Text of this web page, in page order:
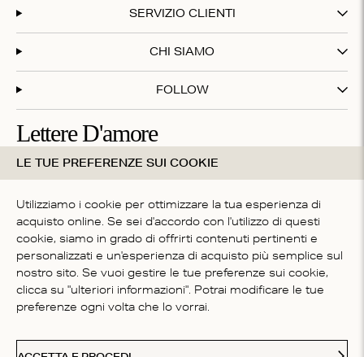
SERVIZIO CLIENTI
CHI SIAMO
FOLLOW
Lettere D'amore
Iscriviti alla nostra newsletter e ottieni il 20% di sconto sul
tuo primo acquisto!
Iscrivendoti accetti i nostritermini e condizioni
NAZIONE
Italy
LE TUE PREFERENZE SUI COOKIE
Utilizziamo i cookie per ottimizzare la tua esperienza di
acquisto online. Se sei d'accordo con l'utilizzo di questi
cookie, siamo in grado di offrirti contenuti pertinenti e
personalizzati e un'esperienza di acquisto più semplice sul
nostro sito. Se vuoi gestire le tue preferenze sui cookie,
clicca su "ulteriori informazioni". Potrai modificare le tue
preferenze ogni volta che lo vorrai.